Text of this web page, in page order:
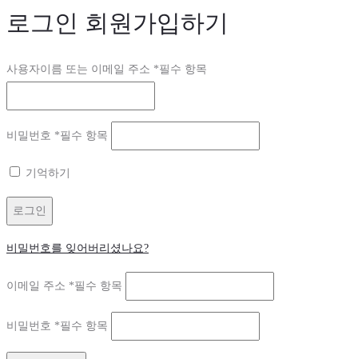
로그인 회원가입하기
사용자이름 또는 이메일 주소 *필수 항목
비밀번호 *필수 항목
기억하기
로그인
비밀번호를 잊어버리셨나요?
이메일 주소 *필수 항목
비밀번호 *필수 항목